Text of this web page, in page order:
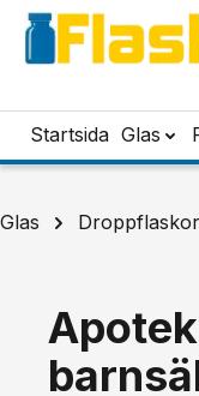
till huvudinnehåll
Hoppa till sökning
Hoppa till
Startsida Glas
Glas Droppflaskor